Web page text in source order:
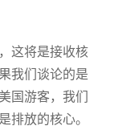
这将是接收核
我们谈论的是
国游客，我们
排放的核心。